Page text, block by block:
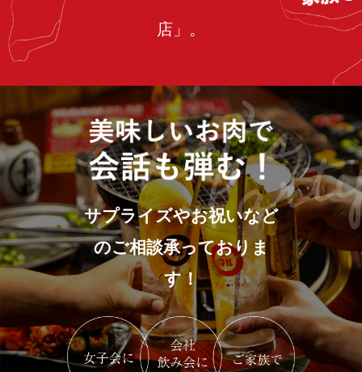
店」。
サプライズやお祝いなど
のご相談承っておりま
す！